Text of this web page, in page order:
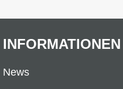
INFORMATIONEN
News